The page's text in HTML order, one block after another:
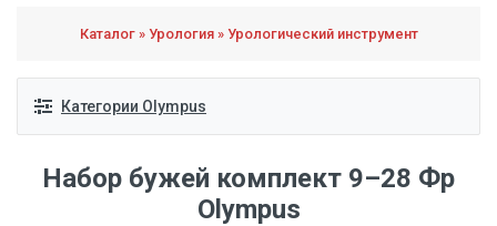
Каталог » Урология » Урологический инструмент
Категории Olympus
Набор бужей комплект 9–28 Фр
Olympus